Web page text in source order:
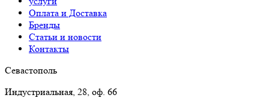
Оплата и Доставка
Бренды
Статьи и новости
Контакты
Севастополь
Индустриальная, 28, оф. 66